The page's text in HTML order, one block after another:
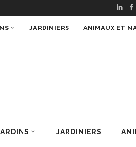
JARDINIERS
JARDINIERS ANIMAUX ET